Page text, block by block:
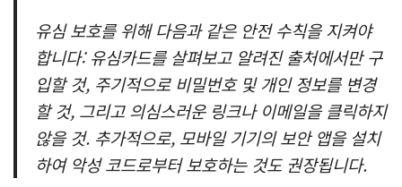
유심 보호를 위해 다음과 같은 안전 수칙을 지켜야
합니다: 유심카드를 살펴보고 알려진 출처에서만 구
입할 것, 주기적으로 비밀번호 및 개인 정보를 변경
할 것, 그리고 의심스러운 링크나 이메일을 클릭하지
않을 것. 추가적으로, 모바일 기기의 보안 앱을 설치
하여 악성 코드로부터 보호하는 것도 권장됩니다.